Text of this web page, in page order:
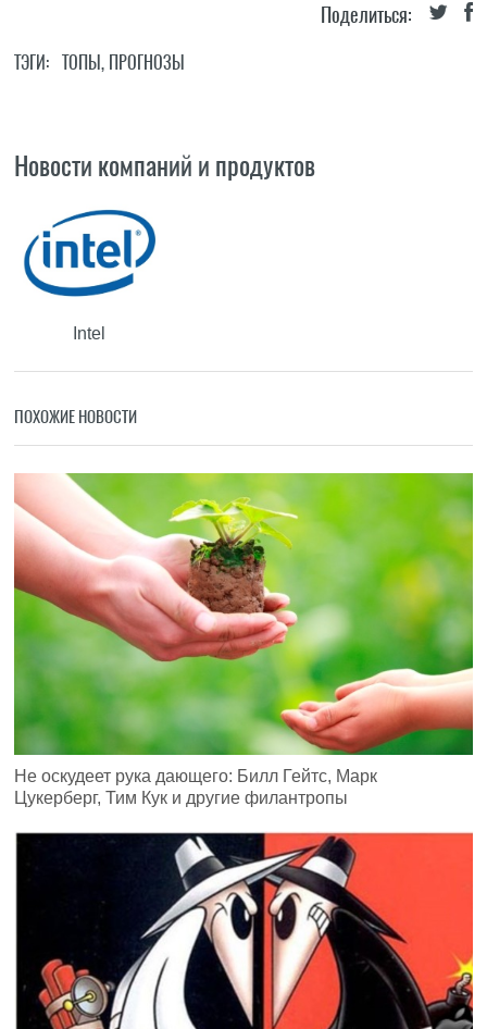
Поделиться:
ТЭГИ: ТОПЫ, ПРОГНОЗЫ
Новости компаний и продуктов
Intel
ПОХОЖИЕ НОВОСТИ
Не оскудеет рука дающего: Билл Гейтс, Марк
Цукерберг, Тим Кук и другие филантропы